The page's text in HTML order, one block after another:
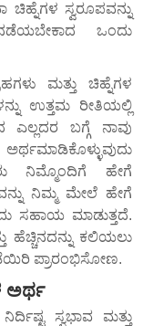
ಚಿಹ್ನೆಗಳ ಸ್ವರೂಪವನ್ನು
ಒಂದು
ಮತ್ತು ಚಿಹ್ನೆಗಳ
ಉತ್ತಮ ರೀತಿಯಲ್ಲಿ
ಎಲ್ಲದರ ಬಗ್ಗೆ ನಾವು
ನಿಮ್ಮೊಂದಿಗೆ ಹೇಗೆ
ನಿಮ್ಮ ಮೇಲೆ ಹೇಗೆ
ಸಹಾಯ ಮಾಡುತ್ತದೆ.
ಹೆಚ್ಚಿನದನ್ನು ಕಲಿಯಲು
ಪ್ರಾರಂಭಿಸೋಣ.
ಅರ್ಥ
ಸ್ವಭಾವ ಮತ್ತು